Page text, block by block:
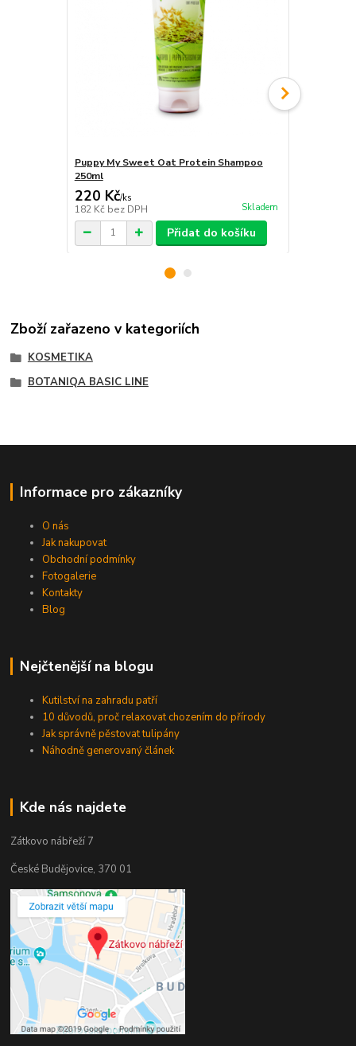
Puppy My Sweet Oat Protein Shampoo
250ml
220 Kč/ks
182 Kč bez DPH Skladem
Přidat do košíku
Zboží zařazeno v kategoriích
KOSMETIKA
BOTANIQA BASIC LINE
Informace pro zákazníky
O nás
Jak nakupovat
Obchodní podmínky
Fotogalerie
Kontakty
Blog
Nejčtenější na blogu
Kutilství na zahradu patří
10 důvodů, proč relaxovat chozením do přírody
Jak správně pěstovat tulipány
Náhodně generovaný článek
Kde nás najdete
Zátkovo nábřeží 7
České Budějovice, 370 01